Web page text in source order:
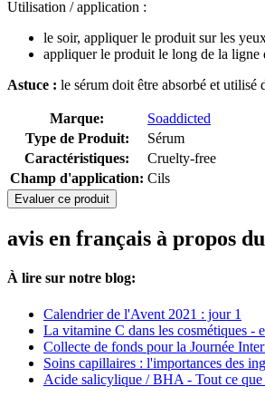
Utilisation / application :
le soir, appliquer le produit sur les
appliquer le produit le long de la ligne
Astuce : le sérum doit être absorbé et utilisé
Marque:
Soaddicted
Type de Produit:
Sérum
Caractéristiques:
Cruelty-free
Champ d'application: Cils
Evaluer ce produit
avis en français à propos
À lire sur notre blog:
Calendrier de l'Avent 2021 : jour 1
La vitamine C dans les cosmétiques -
Collecte de fonds pour la Journée
Soins capillaires : l'importances des
Acide salicylique / BHA - Tout ce que